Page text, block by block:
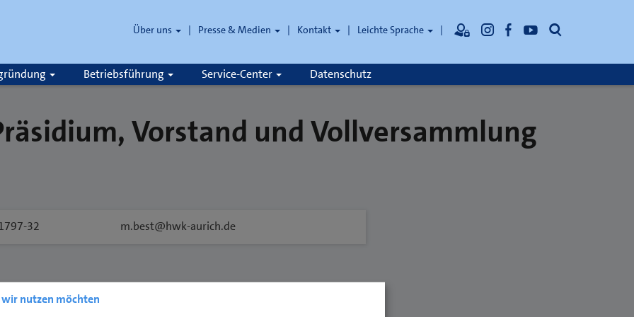
Über uns Presse & Medien Kontakt Leichte Sprache
Betriebsführung Service-Center Datenschutz
Vorstand und Vollversammlung
32 m.best@hwk-aurich.de
nutzen möchten